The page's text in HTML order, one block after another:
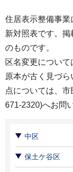
住居表示整備事業
新対照表です。
のものです。
区名変更について
原本が古く見づ
点については、
671-2320)へお問
中区
保土ケ谷区